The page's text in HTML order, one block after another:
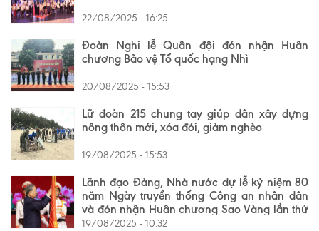
22/08/2025 - 16:25
Đoàn Nghi lễ Quân đội đón nhận Huân
chương Bảo vệ Tổ quốc hạng Nhì
20/08/2025 - 15:53
Lữ đoàn 215 chung tay giúp dân xây dựng
nông thôn mới, xóa đói, giảm nghèo
19/08/2025 - 15:53
Lãnh đạo Đảng, Nhà nước dự lễ kỷ niệm 80
năm Ngày truyền thống Công an nhân dân
và đón nhận Huân chương Sao Vàng lần thứ
5
19/08/2025 - 10:32